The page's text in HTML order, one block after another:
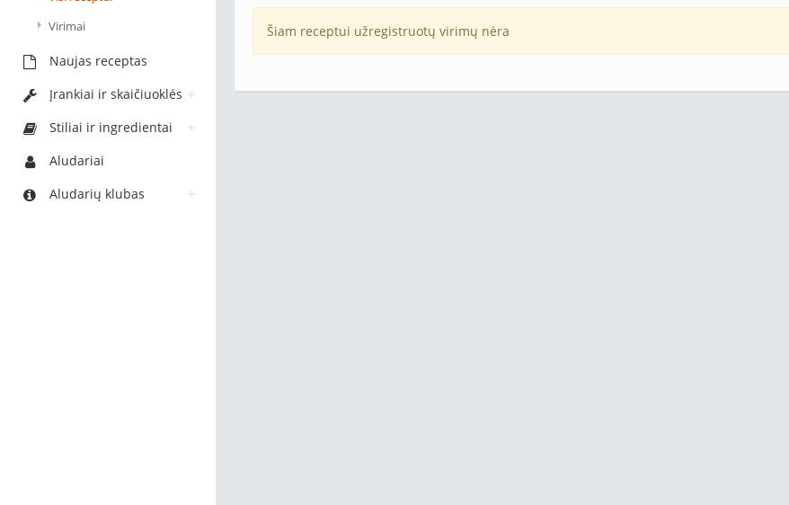
Virimai
Naujas receptas
Įrankiai ir skaičiuoklės
Stiliai ir ingredientai
Aludariai
Aludarių klubas
Šiam receptui užregistruotų virimų nėra